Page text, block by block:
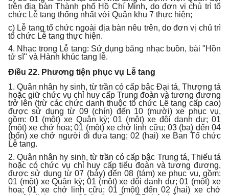
trên địa bàn Thành phố Hồ Chí Minh, do đơn vị chủ trì tổ
chức Lễ tang thống nhất với Quân khu 7 thực hiện;
c) Lễ tang tổ chức ngoài địa bàn nêu trên, do đơn vị chủ trì
tổ chức Lễ tang thực hiện.
4. Nhạc trong Lễ tang: Sử dụng băng nhạc buồn, bài "Hồn
tử sĩ" và Hành khúc tang lễ.
Điều 22. Phương tiện phục vụ Lễ tang
1. Quân nhân hy sinh, từ trần có cấp bậc Đại tá, Thượng tá
hoặc giữ chức vụ chỉ huy cấp Trung đoàn và tương đương
trở lên (trừ các chức danh thuộc tổ chức Lễ tang cấp cao)
được sử dụng từ 09 (chín) đến 10 (mười) xe phục vụ,
gồm: 01 (một) xe Quân kỳ; 01 (một) xe đội danh dự; 01
(một) xe chở hoa; 01 (một) xe chở linh cữu; 03 (ba) đến 04
(bốn) xe chở người đi đưa tang; 02 (hai) xe Ban Tổ chức
Lễ tang.
2. Quân nhân hy sinh, từ trần có cấp bậc Trung tá, Thiếu tá
hoặc có chức vụ chỉ huy cấp tiểu đoàn và tương đương,
được sử dụng từ 07 (bảy) đến 08 (tám) xe phục vụ, gồm:
01 (một) xe Quân kỳ; 01 (một) xe đội danh dự; 01 (một) xe
hoa; 01 xe chở linh cữu; 01 (một) đến 02 (hai) xe chở